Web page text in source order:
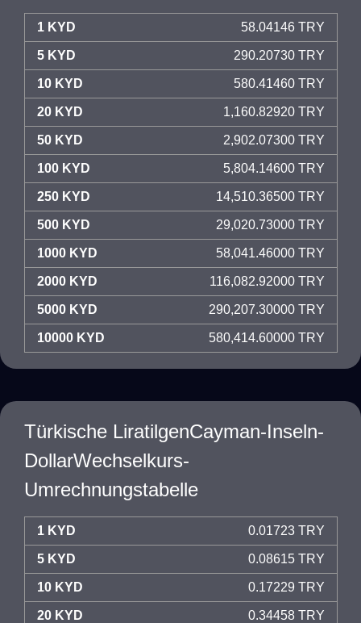
1 KYD 58.04146 TRY
5 KYD 290.20730 TRY
10 KYD 580.41460 TRY
20 KYD 1,160.82920 TRY
50 KYD 2,902.07300 TRY
100 KYD 5,804.14600 TRY
250 KYD 14,510.36500 TRY
500 KYD 29,020.73000 TRY
1000 KYD 58,041.46000 TRY
2000 KYD 116,082.92000 TRY
5000 KYD 290,207.30000 TRY
10000 KYD 580,414.60000 TRY
Türkische LiratilgenCayman-Inseln-
DollarWechselkurs-
Umrechnungstabelle
1 KYD 0.01723 TRY
5 KYD 0.08615 TRY
10 KYD 0.17229 TRY
20 KYD 0.34458 TRY